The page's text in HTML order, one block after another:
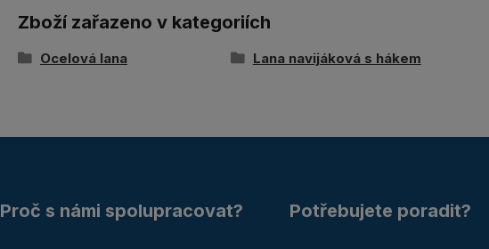
Zboží zařazeno v kategoriích
Ocelová lana Lana navijáková s hákem
Proč s námi spolupracovat? Potřebujete poradit?